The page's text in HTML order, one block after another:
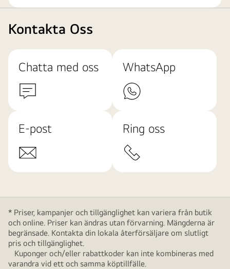
Kontakta Oss
Chatta med oss WhatsApp
E-post Ring oss
* Priser, kampanjer och tillgänglighet kan variera från butik
och online. Priser kan ändras utan förvarning. Mängderna är
begränsade. Kontakta din lokala återförsäljare om slutligt
pris och tillgänglighet.
Kuponger och/eller rabattkoder kan inte kombineras med
varandra vid ett och samma köptillfälle.